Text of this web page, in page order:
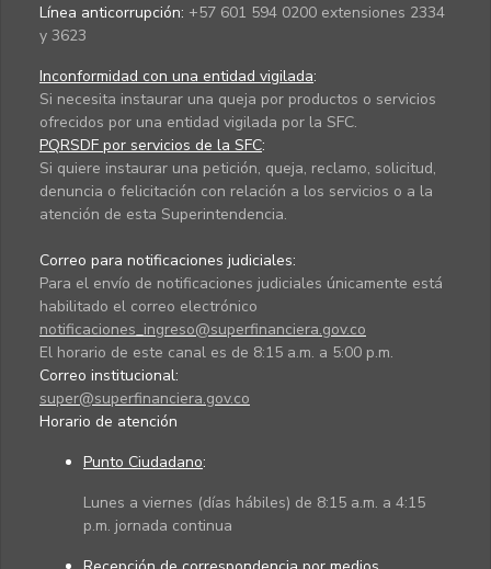
Línea anticorrupción: +57 601 594 0200 extensiones 2334
y 3623
Inconformidad con una entidad vigilada:
Si necesita instaurar una queja por productos o servicios
ofrecidos por una entidad vigilada por la SFC.
PQRSDF por servicios de la SFC:
Si quiere instaurar una petición, queja, reclamo, solicitud,
denuncia o felicitación con relación a los servicios o a la
atención de esta Superintendencia.
Correo para notificaciones judiciales:
Para el envío de notificaciones judiciales únicamente está
habilitado el correo electrónico
notificaciones_ingreso@superfinanciera.gov.co
El horario de este canal es de 8:15 a.m. a 5:00 p.m.
Correo institucional:
super@superfinanciera.gov.co
Horario de atención
Punto Ciudadano:
Lunes a viernes (días hábiles) de 8:15 a.m. a 4:15
p.m. jornada continua